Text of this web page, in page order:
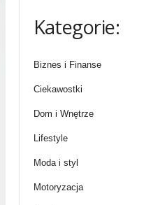
Kategorie:
Biznes i Finanse
Ciekawostki
Dom i Wnętrze
Lifestyle
Moda i styl
Motoryzacja